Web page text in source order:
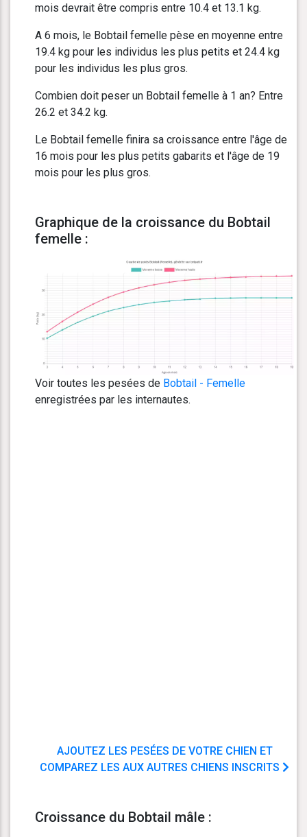
mois devrait être compris entre 10.4 et 13.1 kg.
A 6 mois, le Bobtail femelle pèse en moyenne entre
19.4 kg pour les individus les plus petits et 24.4 kg
pour les individus les plus gros.
Combien doit peser un Bobtail femelle à 1 an? Entre
26.2 et 34.2 kg.
Le Bobtail femelle finira sa croissance entre l'âge de
16 mois pour les plus petits gabarits et l'âge de 19
mois pour les plus gros.
Graphique de la croissance du Bobtail
femelle :
Voir toutes les pesées de Bobtail - Femelle
enregistrées par les internautes.
AJOUTEZ LES PESÉES DE VOTRE CHIEN ET
COMPAREZ LES AUX AUTRES CHIENS INSCRITS
Croissance du Bobtail mâle :